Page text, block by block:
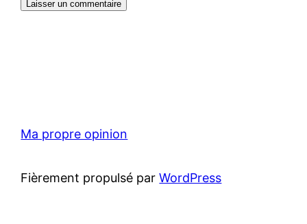
Ma propre opinion
Fièrement propulsé parWordPress